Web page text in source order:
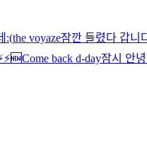
:(the voyaze잠깐 들렸다 갑니
🆕Come back d-day잠시 안녕